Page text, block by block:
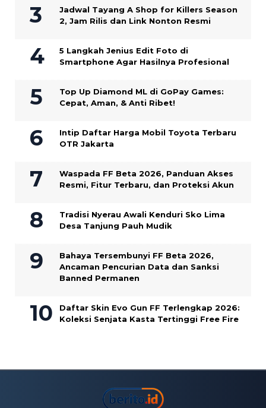
Jadwal Tayang A Shop for Killers Season
2, Jam Rilis dan Link Nonton Resmi
5 Langkah Jenius Edit Foto di
Smartphone Agar Hasilnya Profesional
Top Up Diamond ML di GoPay Games:
Cepat, Aman, & Anti Ribet!
Intip Daftar Harga Mobil Toyota Terbaru
OTR Jakarta
Waspada FF Beta 2026, Panduan Akses
Resmi, Fitur Terbaru, dan Proteksi Akun
Tradisi Nyerau Awali Kenduri Sko Lima
Desa Tanjung Pauh Mudik
Bahaya Tersembunyi FF Beta 2026,
Ancaman Pencurian Data dan Sanksi
Banned Permanen
Daftar Skin Evo Gun FF Terlengkap 2026:
Koleksi Senjata Kasta Tertinggi Free Fire